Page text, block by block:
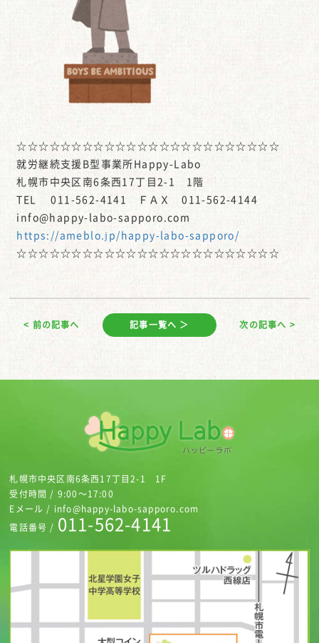
☆☆☆☆☆☆☆☆☆☆☆☆☆☆☆☆☆☆☆☆☆☆☆☆
就労継続支援B型事業所Happy-Labo
札幌市中央区南6条西17丁目2-1 1階
TEL 011-562-4141 ＦＡＸ 011-562-4144
info@happy-labo-sapporo.com
https://ameblo.jp/happy-labo-sapporo/
☆☆☆☆☆☆☆☆☆☆☆☆☆☆☆☆☆☆☆☆☆☆☆☆
< 前の記事へ 記事一覧へ ＞ 次の記事へ >
札幌市中央区南6条西17丁目2-1 1F
受付時間 / 9:00～17:00
Eメール / info@happy-labo-sapporo.com
電話番号 / 011-562-4141